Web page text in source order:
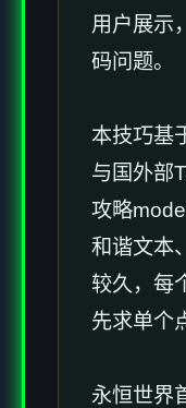
用户展示
码问题。
本技巧基
与国外部
攻略
和谐文本
较久，每
先求单个
永恒世界